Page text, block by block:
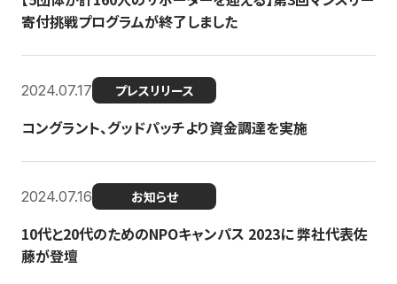
寄付挑戦プログラムが終了しました
2024.07.17 プレスリリース
コングラント、グッドパッチより資金調達を実施
2024.07.16 お知らせ
10代と20代のためのNPOキャンパス 2023に 弊社代表佐
藤が登壇